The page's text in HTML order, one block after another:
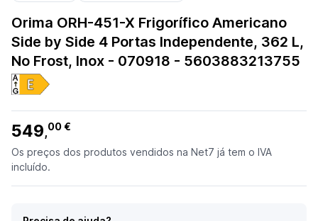
Orima ORH-451-X Frigorífico Americano
Side by Side 4 Portas Independente, 362 L,
No Frost, Inox - 070918 - 5603883213755
549,00 €
Os preços dos produtos vendidos na Net7 já tem o IVA
incluído.